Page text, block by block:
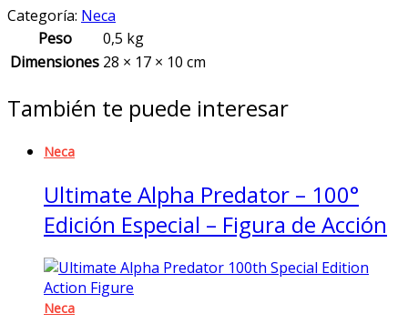
Categoría: Neca
Peso
0,5 kg
Dimensiones 28 × 17 × 10 cm
También te puede interesar
Neca
Ultimate Alpha Predator – 100°
Edición Especial – Figura de Acción
Neca